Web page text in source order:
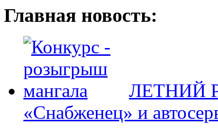
Главная новость:
ЛЕТНИЙ
«Снабженец» и